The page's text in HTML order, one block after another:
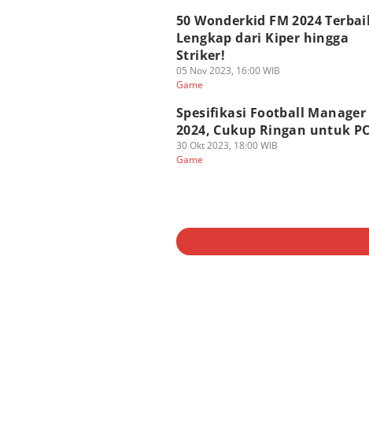
50 Wonderkid FM 2024
Lengkap dari Kiper hingga
Striker!
05 Nov 2023, 16:00 WIB
Game
Spesifikasi Football Manager
2024, Cukup Ringan untuk
30 Okt 2023, 18:00 WIB
Game